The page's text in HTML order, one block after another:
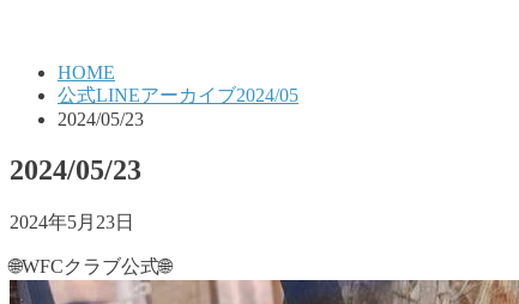
HOME
公式LINEアーカイブ2024/05
2024/05/23
2024/05/23
2024年5月23日
🌐WFCクラブ公式🌐